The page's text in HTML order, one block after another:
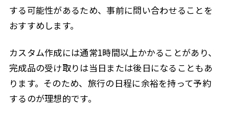
する可能性があるため、事前に問い合わせることを
おすすめします。
カスタム作成には通常1時間以上かかることがあり、
完成品の受け取りは当日または後日になることもあ
ります。そのため、旅行の日程に余裕を持って予約
するのが理想的です。